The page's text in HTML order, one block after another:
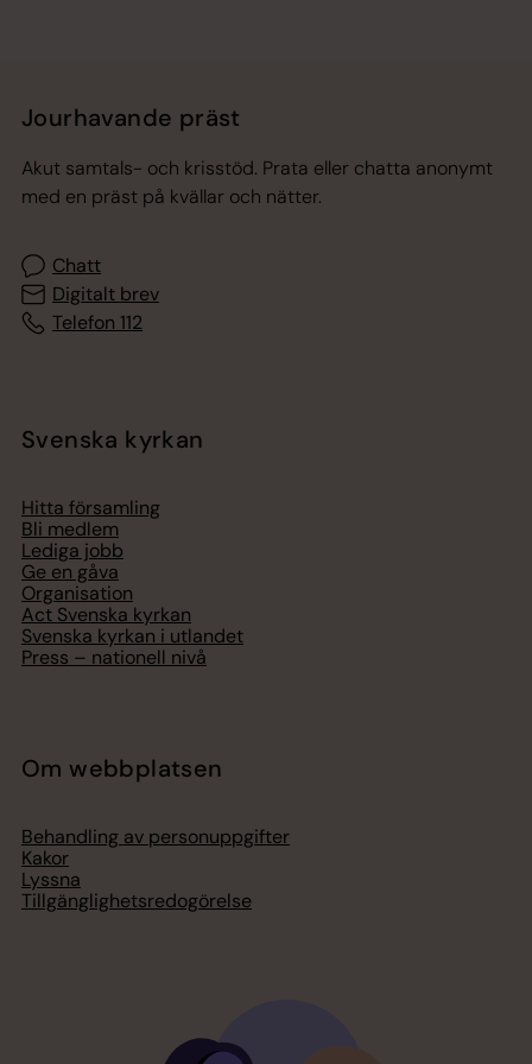
Jourhavande präst
Akut samtals- och krisstöd. Prata eller chatta anonymt
med en präst på kvällar och nätter.
Chatt
Digitalt brev
Telefon 112
Svenska kyrkan
Hitta församling
Bli medlem
Lediga jobb
Ge en gåva
Organisation
Act Svenska kyrkan
Svenska kyrkan i utlandet
Press – nationell nivå
Om webbplatsen
Behandling av personuppgifter
Kakor
Lyssna
Tillgänglighetsredogörelse